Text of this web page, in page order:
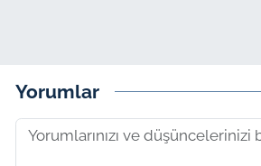
Yorumlar